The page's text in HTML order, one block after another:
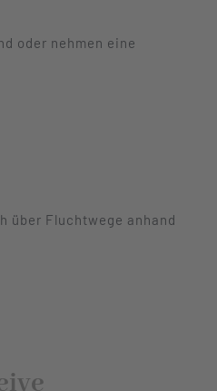
oder nehmen eine
über Fluchtwege anhand